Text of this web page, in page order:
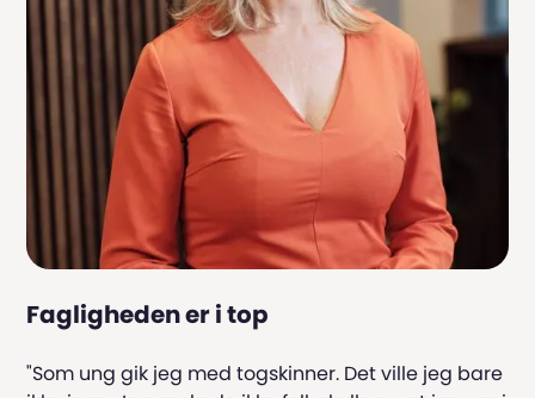
Fagligheden er i top
"Som ung gik jeg med togskinner. Det ville jeg bare